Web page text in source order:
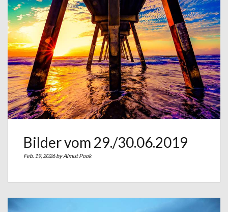
Bilder vom 29./30.06.2019
Feb. 19, 2026 byAlmut Pook